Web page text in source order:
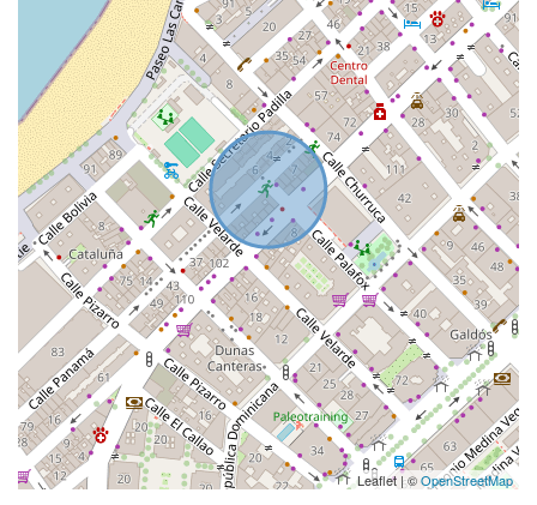
Leaflet | ©OpenStreetMap